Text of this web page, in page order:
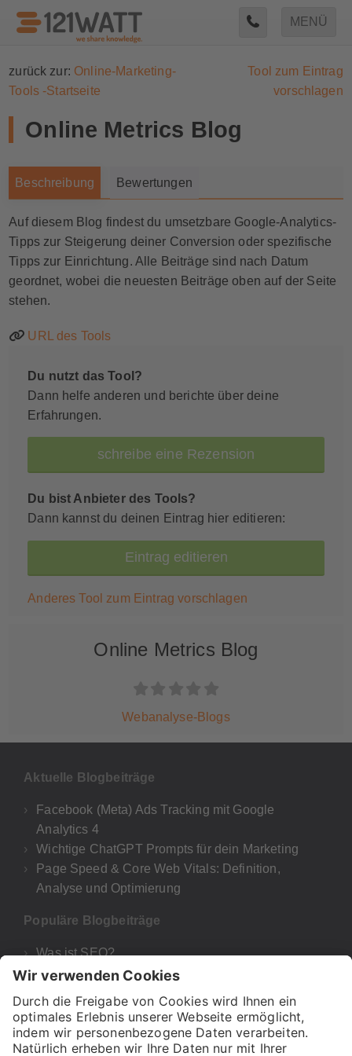
MENÜ
zurück zur: Online-Marketing-
Tools -Startseite
Tool zum Eintrag
vorschlagen
Online Metrics Blog
Beschreibung Bewertungen
Auf diesem Blog findest du umsetzbare Google-Analytics-
Tipps zur Steigerung deiner Conversion oder spezifische
Tipps zur Einrichtung. Alle Beiträge sind nach Datum
geordnet, wobei die neuesten Beiträge oben auf der Seite
stehen.
URL des Tools
Du nutzt das Tool?
Dann helfe anderen und berichte über deine
Erfahrungen.
schreibe eine Rezension
Du bist Anbieter des Tools?
Dann kannst du deinen Eintrag hier editieren:
Eintrag editieren
Anderes Tool zum Eintrag vorschlagen
Online Metrics Blog
Webanalyse-Blogs
Aktuelle Blogbeiträge
Facebook (Meta) Ads Tracking mit Google
Analytics 4
Wichtige ChatGPT Prompts für dein Marketing
Page Speed & Core Web Vitals: Definition,
Analyse und Optimierung
Populäre Blogbeiträge
Was ist SEO?
Google Analytics 4
Was bedeutet E-A-T für deine SEO und Google?
H1, H2 & Co! – Wie wichtig sind Überschriften für
SEO?